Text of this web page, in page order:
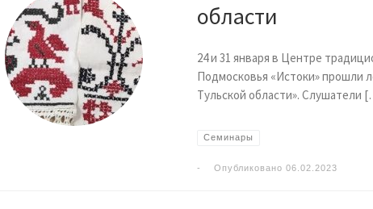
области
24 и 31 января в Центре
Подмосковья «Истоки» прошли
Тульской области». Слушатели
Семинары
- Опубликовано 06.02.2023